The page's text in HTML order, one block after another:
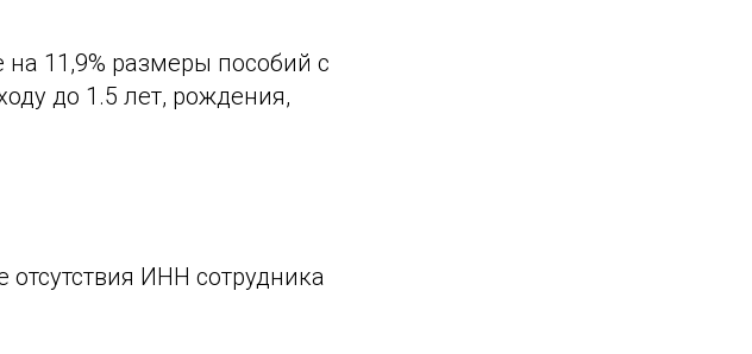
11,9% размеры пособий с
до 1.5 лет, рождения,
ИНН сотрудника